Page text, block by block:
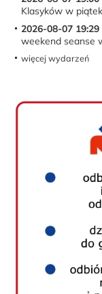
Klasyków w
2026-08-07 19:29
weekend seanse
więcej wydarzeń